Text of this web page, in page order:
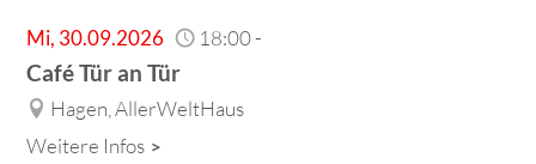
Mi, 30.09.2026 18:00-
Café Tür an Tür
Hagen, AllerWeltHaus
Weitere Infos